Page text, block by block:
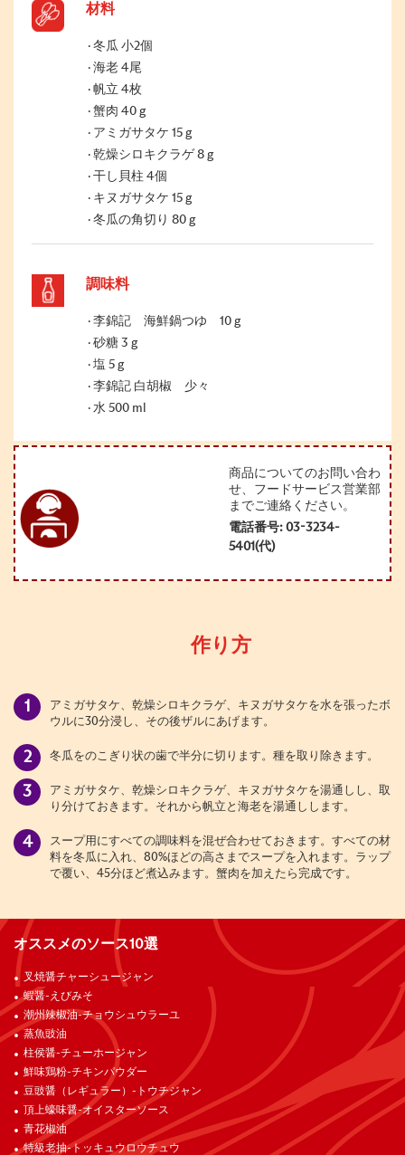
材料
冬瓜 小2個
海老 4尾
帆立 4枚
蟹肉 40 g
アミガサタケ 15 g
乾燥シロキクラゲ 8 g
干し貝柱 4個
キヌガサタケ 15 g
冬瓜の角切り 80 g
調味料
李錦記 海鮮鍋つゆ 10 g
砂糖 3 g
塩 5 g
李錦記 白胡椒 少々
水 500 ml
商品についてのお問い合わ
せ、フードサービス営業部
までご連絡ください。
電話番号: 03-3234-
5401(代)
作り方
アミガサタケ、乾燥シロキクラゲ、キヌガサタケを水を張ったボ
ウルに30分浸し、その後ザルにあげます。
冬瓜をのこぎり状の歯で半分に切ります。 種を取り除きます。
アミガサタケ、乾燥シロキクラゲ、キヌガサタケを湯通しし、取
り分けておきます。それから帆立と海老を湯通しします。
スープ用にすべての調味料を混ぜ合わせておきます。すべての材
料を冬瓜に入れ、 80%ほどの高さまでスープを入れます。ラップ
で覆い、 45分ほど煮込みます。 蟹肉を加えたら完成です。
オススメのソース10選
叉焼醤チャーシュージャン
蝦醤-えびみそ
潮州辣椒油-チョウシュウラーユ
蒸魚豉油
柱侯醤-チューホージャン
鮮味鶏粉-チキンパウダー
豆豉醤（レギュラー）-トウチジャン
頂上蠔味醤-オイスターソース
青花椒油
特級老抽-トッキュウロウチュウ